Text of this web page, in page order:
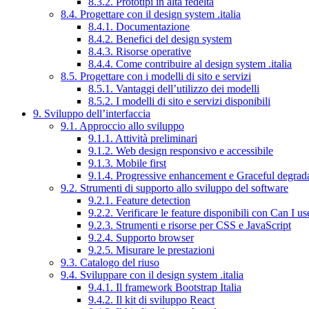
8.4. Progettare con il design system .italia
8.4.1. Documentazione
8.4.2. Benefici del design system
8.4.3. Risorse operative
8.4.4. Come contribuire al design system .italia
8.5. Progettare con i modelli di sito e servizi
8.5.1. Vantaggi dell’utilizzo dei modelli
8.5.2. I modelli di sito e servizi disponibili
9. Sviluppo dell’interfaccia
9.1. Approccio allo sviluppo
9.1.1. Attività preliminari
9.1.2. Web design responsivo e accessibile
9.1.3. Mobile first
9.1.4. Progressive enhancement e Graceful
9.2. Strumenti di supporto allo sviluppo del software
9.2.1. Feature detection
9.2.2. Verificare le feature disponibili con Can I
9.2.3. Strumenti e risorse per CSS e JavaScript
9.2.4. Supporto browser
9.2.5. Misurare le prestazioni
9.3. Catalogo del riuso
9.4. Sviluppare con il design system .italia
9.4.1. Il framework Bootstrap Italia
9.4.2. Il kit di sviluppo React